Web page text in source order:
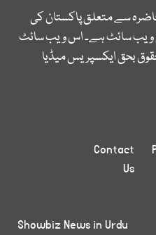
سے متعلق پاکستان کی
ویب سائٹ ہے۔ اس ویب سائٹ
بحق ایکسپریس میڈیا
Contact
Us
Showbiz News in Urdu